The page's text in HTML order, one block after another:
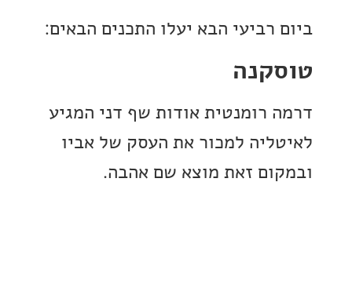
רביעי הבא יעלו התכנים הבאים:
רומנטית אודות שף דני המגיע
למכור את העסק של אביו
זאת מוצא שם אהבה.